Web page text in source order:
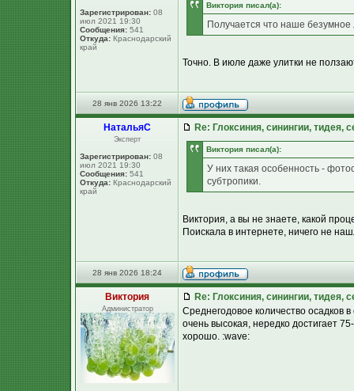
Зарегистрирован: 08
июл 2021 19:30
Сообщения: 541
Откуда: Краснодарский
край
Виктория писал(а):
Получается что наше
Точно. В июле даже улитки не
28 янв 2026 13:22
НатальяС
Эксперт
Зарегистрирован: 08
июл 2021 19:30
Сообщения: 541
Откуда: Краснодарский
край
Re: Глоксиния, синингии, тидея,
Виктория писал(а):
У них такая особенность -
субтропики.
Виктория, а вы не знаете, какой
Поискала в интернете, ничего не
28 янв 2026 18:24
Виктория
Администратор
Re: Глоксиния, синингии, тидея,
Среднегодовое количество осадков
очень высокая, нередко достигает
хорошо. :wave: